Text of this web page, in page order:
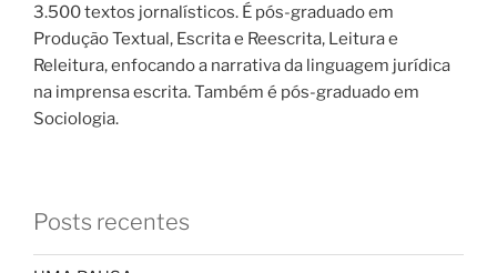
3.500 textos jornalísticos. É pós-graduado em
Produção Textual, Escrita e Reescrita, Leitura e
Releitura, enfocando a narrativa da linguagem jurídica
na imprensa escrita. Também é pós-graduado em
Sociologia.
Posts recentes